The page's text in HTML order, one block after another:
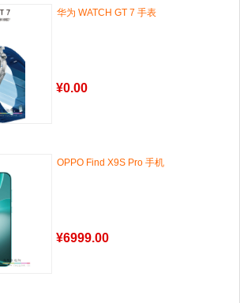
华为 WATCH GT 7 手表
¥0.00
OPPO Find X9S Pro 手机
¥6999.00